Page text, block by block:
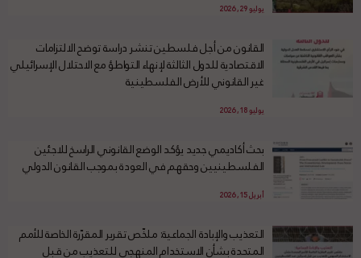
يوليو 29, 2026
القانون من أجل فلسطين تنشر دراسة توضح الالتزامات
الاقتصادية للدول الثالثة لإنهاء التواطؤ مع الاحتلال الإسرائيلي
غير القانوني للأرض الفلسطينية
يوليو 18, 2026
بحث أكاديمي جديد يؤكد الوضع القانوني الراسخ للاجئين
الفلسطينيين وحقهم في العودة بموجب القانون الدولي
أبريل 15, 2026
التعذيب والإبادة الجماعية: ملخّص تقرير المقرّرة الخاصة للأمم
المتحدة بشأن الاستخدام المنهجي للتعذيب من قبل